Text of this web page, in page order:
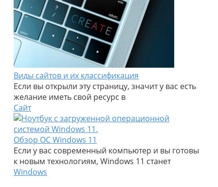
Виды сайтов и их классификация
Если вы открыли эту страницу, значит у вас есть
желание иметь свой ресурс в
Сайт
Обзор ОС Windows 11
Если у вас современный компьютер и вы готовы
к новым технологиям, Windows 11 станет
Windows